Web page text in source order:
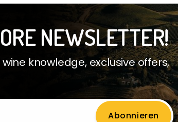
NEWSLETTER!
knowledge, exclusive offers,
Abonnieren